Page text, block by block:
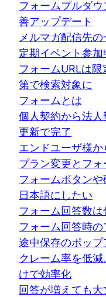
フォームプルダ
善アップデート
メルマガ配信先
定期イベント参
フォームURLは
第で検索対象に
フォームとは
個人契約から法
更新で完了
エンドユーザ様
プラン変更とフォ
フォームボタンや
日本語にしたい
フォーム回答数
フォーム回答時
途中保存のポッ
クレーム率を低
けで効率化
回答が増えても